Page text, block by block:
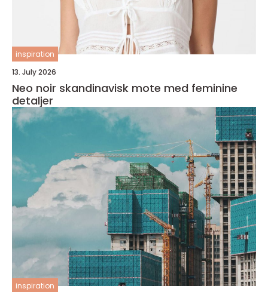
inspiration
13. July 2026
Neo noir skandinavisk mote med feminine
detaljer
inspiration